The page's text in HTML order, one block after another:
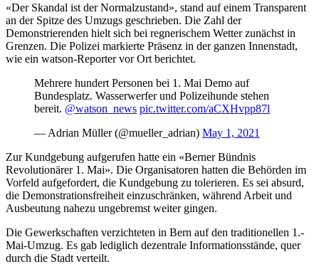
«Der Skandal ist der Normalzustand», stand auf einem Transparent
an der Spitze des Umzugs geschrieben. Die Zahl der
Demonstrierenden hielt sich bei regnerischem Wetter zunächst in
Grenzen. Die Polizei markierte Präsenz in der ganzen Innenstadt,
wie ein watson-Reporter vor Ort berichtet.
Mehrere hundert Personen bei 1. Mai Demo auf
Bundesplatz. Wasserwerfer und Polizeihunde stehen
bereit. @watson_news pic.twitter.com/aCXHvpp87l
— Adrian Müller (@mueller_adrian) May 1, 2021
Zur Kundgebung aufgerufen hatte ein «Berner Bündnis
Revolutionärer 1. Mai». Die Organisatoren hatten die Behörden im
Vorfeld aufgefordert, die Kundgebung zu tolerieren. Es sei absurd,
die Demonstrationsfreiheit einzuschränken, während Arbeit und
Ausbeutung nahezu ungebremst weiter gingen.
Die Gewerkschaften verzichteten in Bern auf den traditionellen 1.-
Mai-Umzug. Es gab lediglich dezentrale Informationsstände, quer
durch die Stadt verteilt.